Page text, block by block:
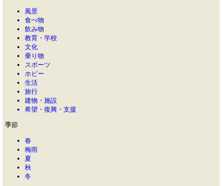
風景
食べ物
飲み物
教育・学校
文化
乗り物
スポーツ
ホビー
生活
旅行
建物・施設
希望・復興・支援
季節
春
梅雨
夏
秋
冬